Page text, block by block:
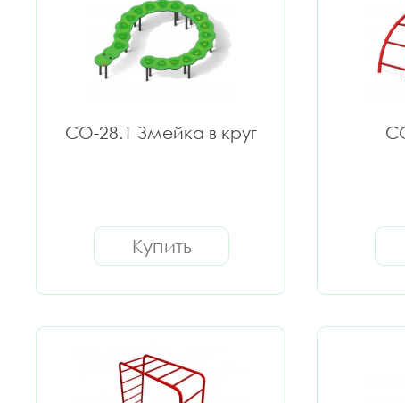
СО-28.1 Змейка в круг
Купить